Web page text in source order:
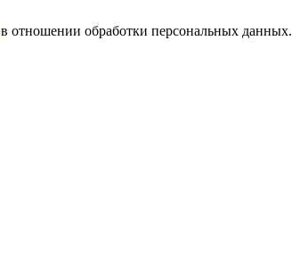
в отношении обработки персональных данных.